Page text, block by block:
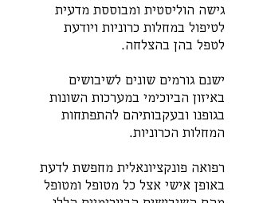
גישה הוליסטית ומבוססת מדעית
לטיפול במחלות כרוניות ויודעת
לטפל בהן בהצלחה.
ישנם גורמים שונים לשיבושים
באיזון הביוכימי במערכות השונות
בגופנו ובעקבותיהם להתפתחות
המחלות הכרוניות.
רפואה פונקציונאלית מחפשת לדעת
באופן אישי אצל כל מטופל ומטופל